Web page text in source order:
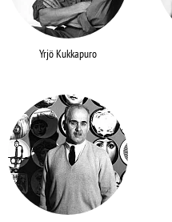
Yrjö Kukkapuro